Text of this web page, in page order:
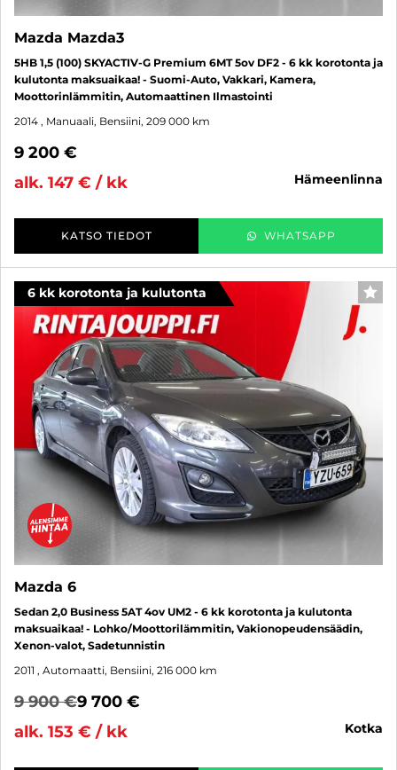
Mazda Mazda3
5HB 1,5 (100) SKYACTIV-G Premium 6MT 5ov DF2 - 6 kk korotonta ja
kulutonta maksuaikaa! - Suomi-Auto, Vakkari, Kamera,
Moottorinlämmitin, Automaattinen Ilmastointi
2014 , Manuaali, Bensiini, 209 000 km
9 200 €
alk. 147 € / kk
hämeenlinna
KATSO TIEDOT WHATSAPP
6 kk korotonta ja kulutonta
Mazda 6
Sedan 2,0 Business 5AT 4ov UM2 - 6 kk korotonta ja kulutonta
maksuaikaa! - Lohko/Moottorilämmitin, Vakionopeudensäädin,
Xenon-valot, Sadetunnistin
2011 , Automaatti, Bensiini, 216 000 km
9 900 €9 700 €
alk. 153 € / kk
kotka